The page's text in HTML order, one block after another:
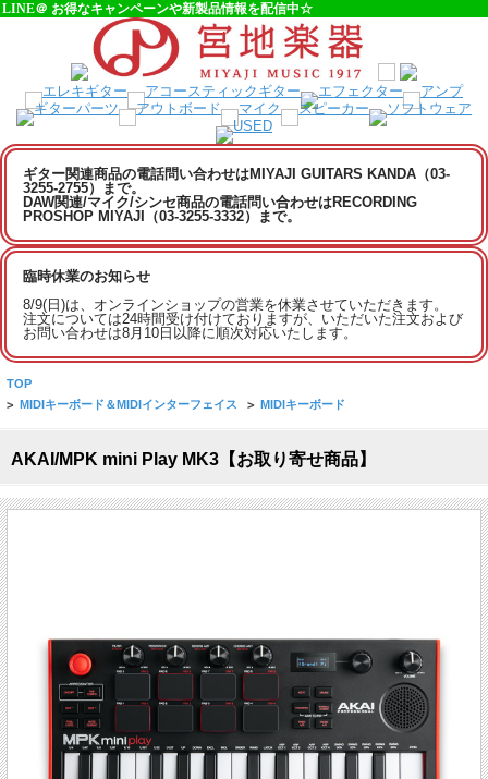
LINE＠ お得なキャンペーンや新製品情報を配信中☆
ギター関連商品の電話問い合わせはMIYAJI GUITARS KANDA（03-
3255-2755）まで。
DAW関連/マイク/シンセ商品の電話問い合わせはRECORDING
PROSHOP MIYAJI（03-3255-3332）まで。
臨時休業のお知らせ
8/9(日)は、オンラインショップの営業を休業させていただきます。
注文については24時間受け付けておりますが、いただいた注文および
お問い合わせは8月10日以降に順次対応いたします。
TOP
> MIDIキーボード＆MIDIインターフェイス > MIDIキーボード
AKAI/MPK mini Play MK3【お取り寄せ商品】